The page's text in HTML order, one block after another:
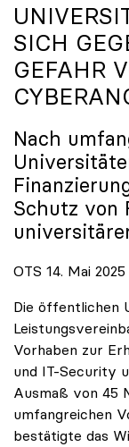
SICH
GEFAHR
Nach
Schutz von
OTS 14. Mai 2025
Die öffentlichen
Vorhaben zur
und IT-Security
Ausmaß von 45
umfangreichen
bestätigte das